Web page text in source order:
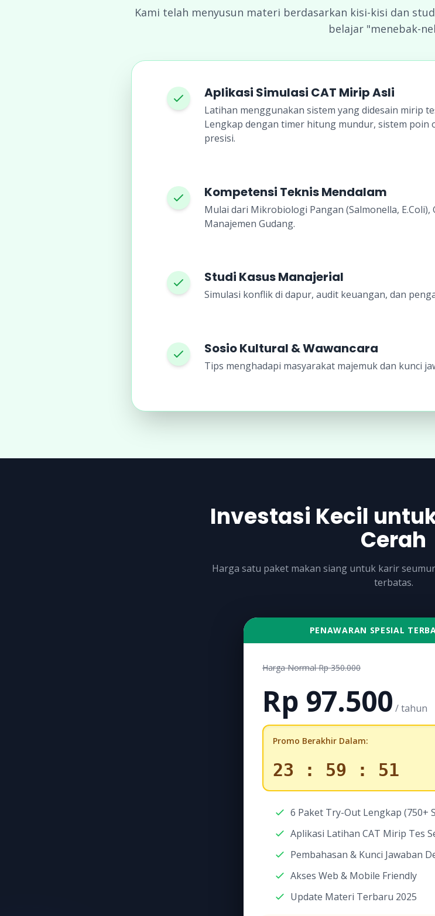
Kami telah menyusun materi berdasarkan kisi-kisi dan
belajar "menebak-
Aplikasi Simulasi CAT Mirip Asli
Latihan menggunakan sistem yang didesain mirip
Lengkap dengan timer hitung mundur, sistem poin
presisi.
Kompetensi Teknis Mendalam
Mulai dari Mikrobiologi Pangan (Salmonella,
Manajemen Gudang.
Studi Kasus Manajerial
Simulasi konflik di dapur, audit keuangan, dan
Sosio Kultural & Wawancara
Tips menghadapi masyarakat majemuk dan kunci
Investasi Kecil
Cerah
Harga satu paket makan siang untuk karir
terbatas.
PENAWARAN SPESIAL
Harga Normal Rp 350.000
Rp 97.500 / tahun
Promo Berakhir Dalam:
23 : 59 : 50
6 Paket Try-Out Lengkap (750+
Aplikasi Latihan CAT Mirip Tes
Pembahasan & Kunci Jawaban
Akses Web & Mobile Friendly
Update Materi Terbaru 2025